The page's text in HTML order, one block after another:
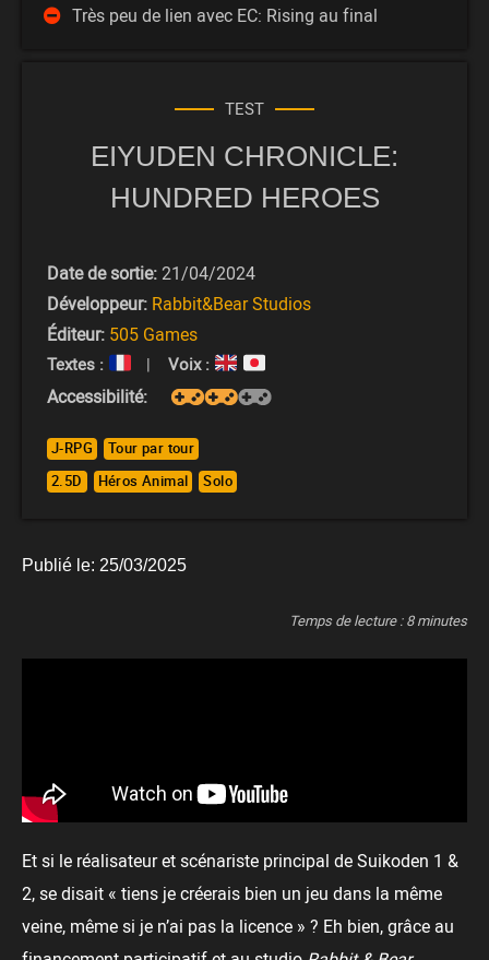
Très peu de lien avec EC: Rising au final
TEST
EIYUDEN CHRONICLE:
HUNDRED HEROES
Date de sortie: 21/04/2024
Développeur: Rabbit&Bear Studios
Éditeur: 505 Games
Textes : | Voix :
Accessibilité:
J-RPG
Tour par tour
2.5D
Héros Animal Solo
Publié le: 25/03/2025
Temps de lecture : 8 minutes
Et si le réalisateur et scénariste principal de Suikoden 1 &
2, se disait « tiens je créerais bien un jeu dans la même
veine, même si je n’ai pas la licence » ? Eh bien, grâce au